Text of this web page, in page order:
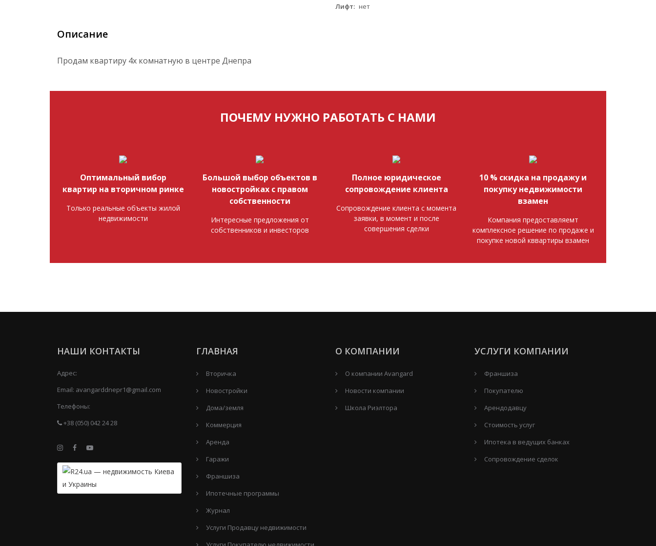
Лифт: нет
Описание
Продам квартиру 4х комнатную в центре Днепра
ПОЧЕМУ НУЖНО РАБОТАТЬ С НАМИ
Оптимальный вибор
квартир на вторичном ринке
Только реальные объекты жилой
недвижимости
Большой выбор объектов в
новостройках с правом
собственности
Интересные предложения от
собственников и инвесторов
Полное юридическое
сопровождение клиента
Сопровождение клиента с момента
заявки, в момент и после
совершения сделки
10 % скидка на продажу и
покупку недвижимости
взамен
Компания предоставляемт
комплексное решение по продаже и
покупке новой кввартиры взамен
НАШИ КОНТАКТЫ
Адрес:
Email: avangarddnepr1@gmail.com
Телефоны:
+38 (050) 042 24 28
ГЛАВНАЯ
Вторичка
Новостройки
Дома/земля
Коммерция
Аренда
Гаражи
Франшиза
Ипотечные программы
Журнал
Услуги Продавцу недвижимости
О КОМПАНИИ
О компании Avangard
Новости компании
Школа Риэлтора
УСЛУГИ КОМПАНИИ
Франшиза
Покупателю
Арендодавцу
Стоимость услуг
Ипотека в ведущих банках
Сопровождение сделок